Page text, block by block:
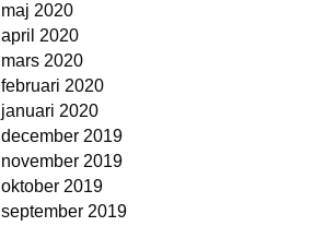
maj 2020
april 2020
mars 2020
februari 2020
januari 2020
december 2019
november 2019
oktober 2019
september 2019